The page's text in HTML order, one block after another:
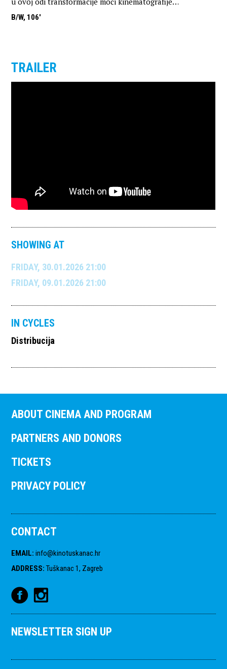
B/W, 106'
TRAILER
SHOWING AT
FRIDAY, 30.01.2026 21:00
FRIDAY, 09.01.2026 21:00
IN CYCLES
Distribucija
ABOUT CINEMA AND PROGRAM
PARTNERS AND DONORS
TICKETS
PRIVACY POLICY
CONTACT
EMAIL: info@kinotuskanac.hr
ADDRESS: Tuškanac 1, Zagreb
NEWSLETTER SIGN UP